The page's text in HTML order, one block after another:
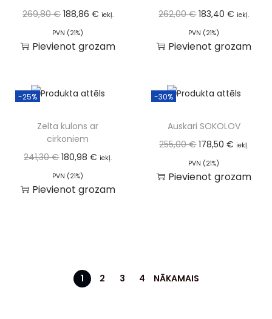
269,80€ 188,86 € iekļ.
PVN (21%)
Pievienot grozam
262,00€ 183,40€ iekļ.
PVN (21%)
Pievienot grozam
-25%
Zelta kulons ar
cirkoniem
241,30€ 180,98€ iekļ.
PVN (21%)
Pievienot grozam
-30%
Auskari SOKOLOV
255,00€ 178,50€ iekļ.
PVN (21%)
Pievienot grozam
1 2 3 4 NĀKAMAIS